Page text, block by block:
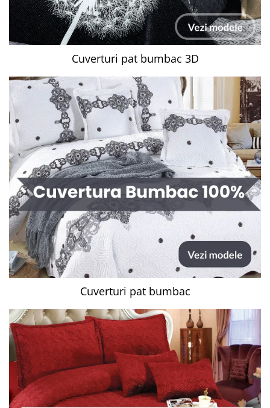
Cuverturi pat bumbac 3D
Cuverturi pat bumbac